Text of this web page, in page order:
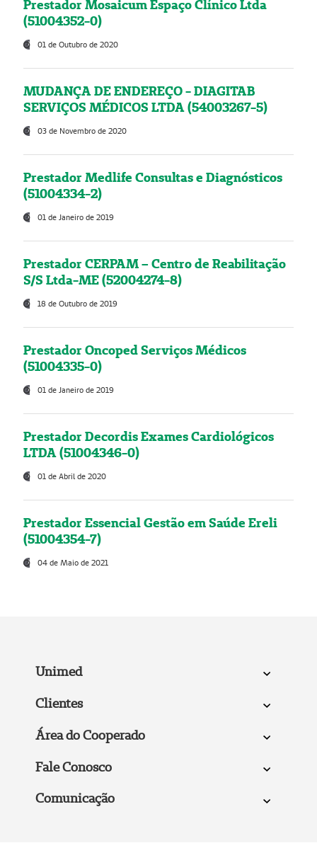
Prestador Mosaicum Espaço Clínico Ltda
(51004352-0)
01 de Outubro de 2020
MUDANÇA DE ENDEREÇO - DIAGITAB
SERVIÇOS MÉDICOS LTDA (54003267-5)
03 de Novembro de 2020
Prestador Medlife Consultas e Diagnósticos
(51004334-2)
01 de Janeiro de 2019
Prestador CERPAM – Centro de Reabilitação
S/S Ltda-ME (52004274-8)
18 de Outubro de 2019
Prestador Oncoped Serviços Médicos
(51004335-0)
01 de Janeiro de 2019
Prestador Decordis Exames Cardiológicos
LTDA (51004346-0)
01 de Abril de 2020
Prestador Essencial Gestão em Saúde Ereli
(51004354-7)
04 de Maio de 2021
Unimed
Clientes
Área do Cooperado
Fale Conosco
Comunicação